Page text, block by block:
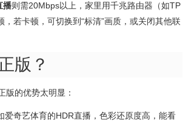
播则需20Mbps以上，家里用千兆路由器（如TP
若卡顿，可切换到“标清”画质，或关闭其他联
版？
版的优势太明显：
爱奇艺体育的HDR直播，色彩还原度高，能看